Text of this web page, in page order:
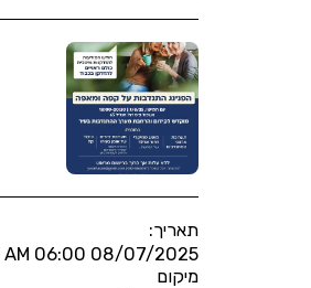
תאריך:
08/07/2025 06:00 PM - 08/07/2025 09:53 AM
מיקום